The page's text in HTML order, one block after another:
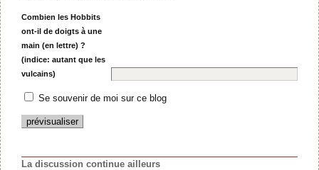
Combien les Hobbits
ont-il de doigts à une
main (en lettre) ?
(indice: autant que les
vulcains)
Se souvenir de moi sur ce blog
La discussion continue ailleurs